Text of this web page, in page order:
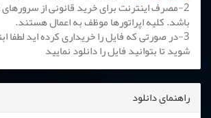
باشد. کلیه اپراتورها موظف به اعمال هستند.
3-در صورتی که فایل را خریداری کرده اید لطفا
شوید تا بتوانید فایل را دانلود نمایید
راهنمای دانلود